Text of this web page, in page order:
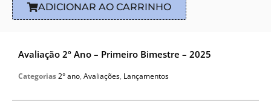
ADICIONAR AO CARRINHO
Avaliação 2º Ano – Primeiro Bimestre – 2025
Categorias2° ano, Avaliações, Lançamentos